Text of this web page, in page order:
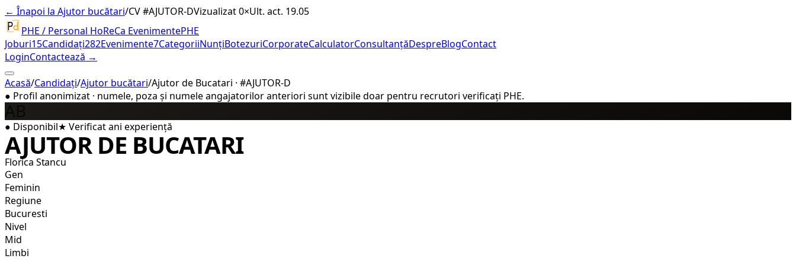
← Înapoi la Ajutor bucătari/CV #AJUTOR-DVizualizat 0×Ult. act. 19.05
PHE / Personal HoReCa EvenimentePHE
Joburi15Candidați282Evenimente7CategoriiNunțiBotezuriCorporateCalculatorConsultanțăDespreBlogContact
LoginContactează →
Acasă/Candidați/Ajutor bucătari/Ajutor de Bucatari · #AJUTOR-D
● Profil anonimizat · numele, poza și numele angajatorilor anteriori sunt vizibile doar pentru recrutori verificați PHE.
● Disponibil★ Verificatani experiență
AJUTOR DE BUCATARI
Florica Stancu
Gen
Feminin
Regiune
Bucuresti
Nivel
Mid
Limbi